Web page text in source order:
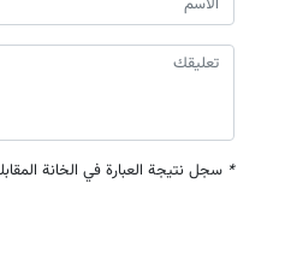
* سجل نتيجة العبارة في الخانة